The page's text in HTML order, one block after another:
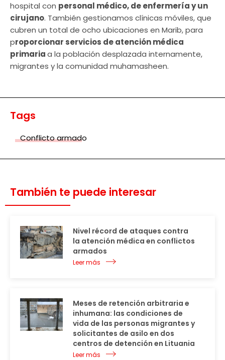
hospital con personal médico, de enfermería y un
cirujano. También gestionamos clínicas móviles, que
cubren un total de ocho ubicaciones en Marib, para
proporcionar servicios de atención médica
primariaa la población desplazada internamente,
migrantes y la comunidad muhamasheen.
Tags
Conflicto armado
También te puede interesar
Nivel récord de ataques contra
la atención médica en conflictos
armados
Leer más
Meses de retención arbitraria e
inhumana: las condiciones de
vida de las personas migrantes y
solicitantes de asilo en dos
centros de detención en Lituania
Leer más